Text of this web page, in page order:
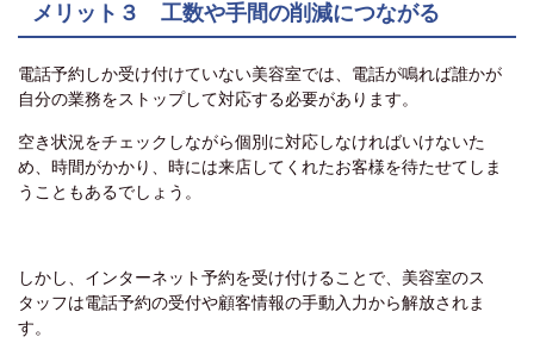
メリット３ 工数や手間の削減につながる
電話予約しか受け付けていない美容室では、電話が鳴れば誰かが
自分の業務をストップして対応する必要があります。
空き状況をチェックしながら個別に対応しなければいけないた
め、時間がかかり、時には来店してくれたお客様を待たせてしま
うこともあるでしょう。
しかし、インターネット予約を受け付けることで、美容室のス
タッフは電話予約の受付や顧客情報の手動入力から解放されま
す。